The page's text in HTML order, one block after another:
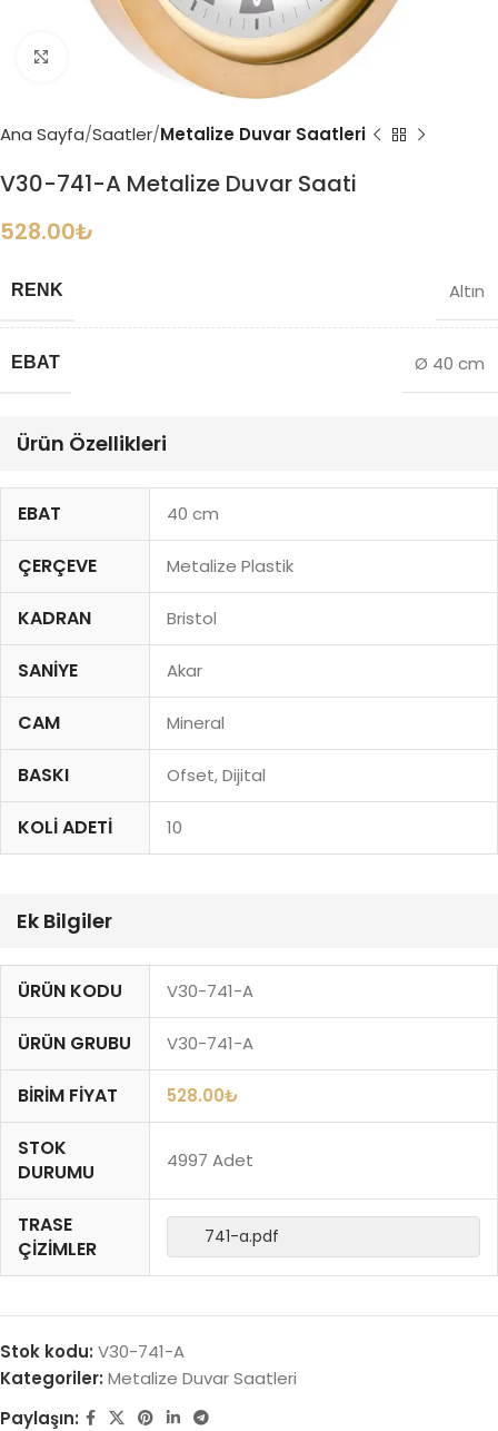
Büyütmek için tıklayın
Ana Sayfa Saatler Metalize Duvar Saatleri
V30-741-A Metalize Duvar Saati
528.00₺
RENK Altın
EBAT Ø 40 cm
Ürün Özellikleri
EBAT 40 cm
ÇERÇEVE Metalize Plastik
KADRAN Bristol
SANIYE Akar
CAM Mineral
BASKI Ofset, Dijital
KOLI ADETI 10
Ek Bilgiler
ÜRÜN KODU V30-741-A
ÜRÜN GRUBU V30-741-A
BIRIM FIYAT 528.00₺
STOK
DURUMU
4997 Adet
TRASE
ÇIZIMLER
741-a.pdf
Stok kodu: V30-741-A
Kategoriler: Metalize Duvar Saatleri
Paylaşın: